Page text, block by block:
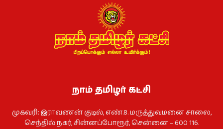
நாம் தமிழர் கட்சி
முகவரி: இராவணன் குடில், எண்.8. மருத்துவமனை சாலை,
செந்தில் நகர், சின்னப்போரூர், சென்னை – 600 116.